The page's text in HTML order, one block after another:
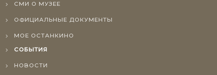
СМИ О МУЗЕЕ
ОФИЦИАЛЬНЫЕ ДОКУМЕНТЫ
МОЕ ОСТАНКИНО
СОБЫТИЯ
НОВОСТИ